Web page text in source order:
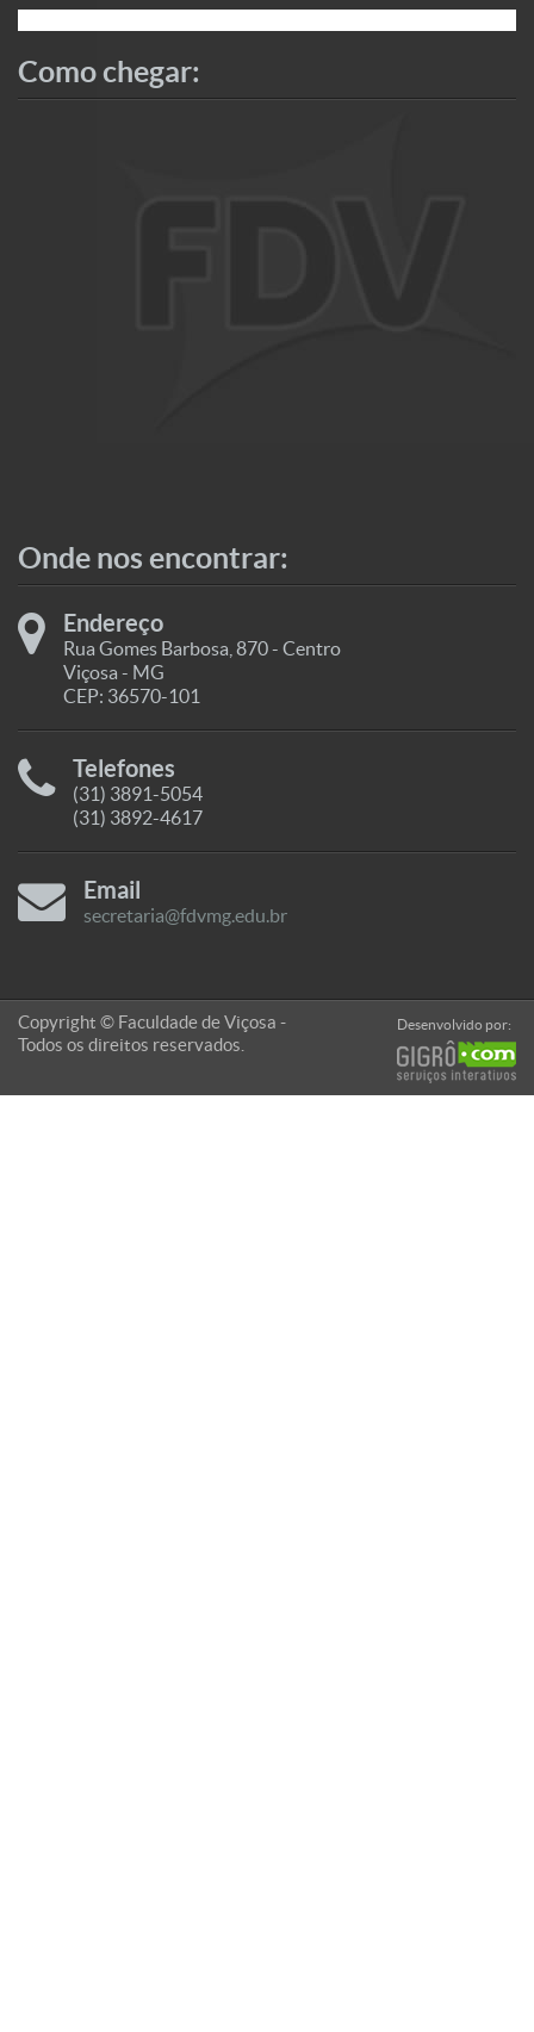
Como chegar:
Onde nos encontrar:
Endereço
Rua Gomes Barbosa, 870 - Centro
Viçosa - MG
CEP: 36570-101
Telefones
(31) 3891-5054
(31) 3892-4617
Email
secretaria@fdvmg.edu.br
Copyright © Faculdade de Viçosa -
Todos os direitos reservados.
Desenvolvido por: